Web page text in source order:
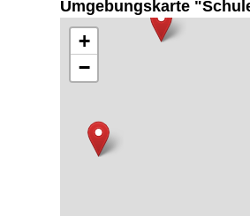
Umgebungskarte
+
−